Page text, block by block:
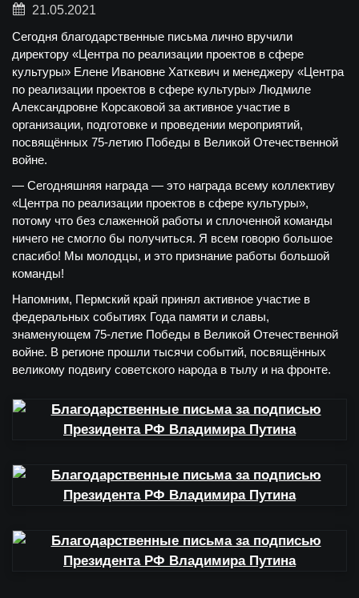
21.05.2021
Сегодня благодарственные письма лично вручили
директору «Центра по реализации проектов в сфере
культуры» Елене Ивановне Хаткевич и менеджеру «Центра
по реализации проектов в сфере культуры» Людмиле
Александровне Корсаковой за активное участие в
организации, подготовке и проведении мероприятий,
посвящённых 75-летию Победы в Великой Отечественной
войне.
— Сегодняшняя награда — это награда всему коллективу
«Центра по реализации проектов в сфере культуры»,
потому что без слаженной работы и сплоченной команды
ничего не смогло бы получиться. Я всем говорю большое
спасибо! Мы молодцы, и это признание работы большой
команды!
Напомним, Пермский край принял активное участие в
федеральных событиях Года памяти и славы,
знаменующем 75-летие Победы в Великой Отечественной
войне. В регионе прошли тысячи событий, посвящённых
великому подвигу советского народа в тылу и на фронте.